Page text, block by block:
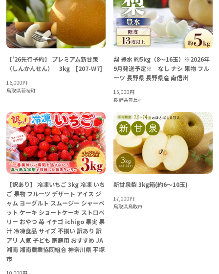
【'26先行予約】 プレミアム新甘泉
（しんかんせん） 3kg [207-W7]
16,000円
鳥取県若桜町
梨 豊水 約5kg（8～16玉）※2026年
9月発送予定※ なし ナシ 果物 フル
ーツ 長野県 長野県産 南信州
15,000円
長野県豊丘村
【訳あり】 冷凍いちご 3kg 冷凍 いち
ご 果物 フルーツ デザート アイス ジ
ャム ヨーグルト スムージー シャーベ
ット ケーキ ショートケーキ ストロベ
リー おやつ 苺 イチゴ ichigo 果実 果
汁 冷凍食品 サイズ 不揃い 訳あり 訳
アリ 人気 子ども 家庭用 おすすめ JA
湘南 湘南農業協同組合 神奈川県 平塚
市
新甘泉梨 3kg箱(約6～10玉)
17,000円
鳥取県鳥取市